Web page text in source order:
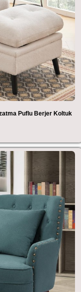
Puflu Berjer Koltuk